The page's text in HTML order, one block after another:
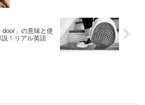
door」の意味と使
！リアル英語